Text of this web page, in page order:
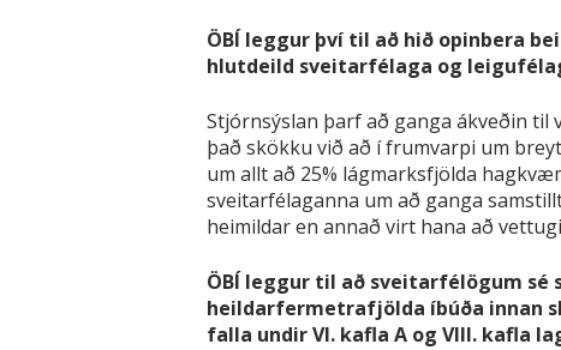
ÖBÍ leggur því til að hið opinbera
hlutdeild sveitarfélaga og
Stjórnsýslan þarf að ganga ákveðin
það skökku við að í frumvarpi um
um allt að 25% lágmarksfjölda
sveitarfélaganna um að ganga
heimildar en annað virt hana að
ÖBÍ leggur til að sveitarfélögum sé
heildarfermetrafjölda íbúða innan
falla undir VI. kafla A og VIII. kafla